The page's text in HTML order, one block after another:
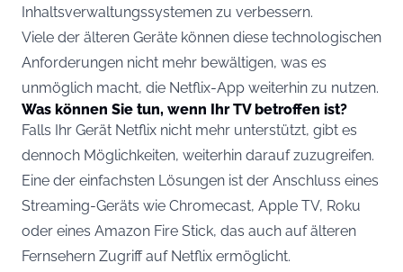
Inhaltsverwaltungssystemen zu verbessern.
Viele der älteren Geräte können diese technologischen
Anforderungen nicht mehr bewältigen, was es
unmöglich macht, die Netflix-App weiterhin zu nutzen.
Was können Sie tun, wenn Ihr TV betroffen ist?
Falls Ihr Gerät Netflix nicht mehr unterstützt, gibt es
dennoch Möglichkeiten, weiterhin darauf zuzugreifen.
Eine der einfachsten Lösungen ist der Anschluss eines
Streaming-Geräts wie Chromecast, Apple TV, Roku
oder eines Amazon Fire Stick, das auch auf älteren
Fernsehern Zugriff auf Netflix ermöglicht.